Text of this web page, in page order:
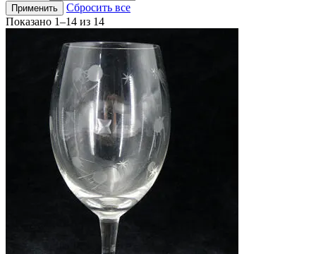
Применить
Сбросить все
Показано 1–14 из 14